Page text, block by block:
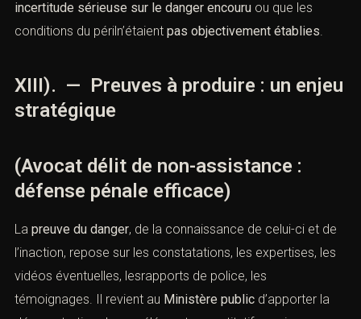
incertitude sérieuse sur le danger encouru ou que les
conditions du périln’étaient pas objectivement établies
XIII). — Preuves à produire : un enjeu
stratégique
(Avocat délit de non-assistance :
défense pénale efficace)
La preuve du danger, de la connaissance de celui-ci et de
l’inaction, repose sur les constatations, les expertises, les
vidéos éventuelles, lesrapports de police, les
témoignages. Il revient au Ministère public d’apporter la